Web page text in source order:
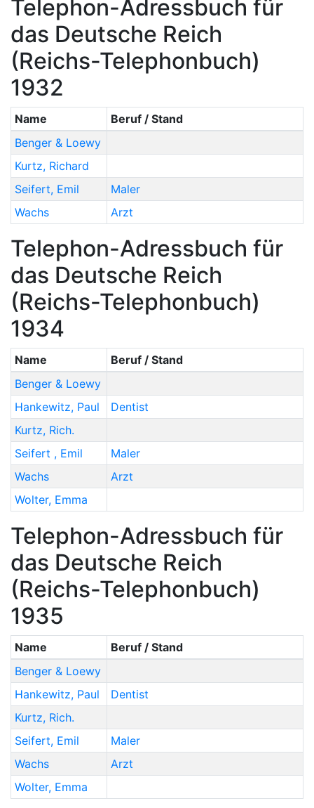
Telephon-Adressbuch für
das Deutsche Reich
(Reichs-Telephonbuch)
1932
Name
Beruf / Stand
Benger & Loewy
Kurtz, Richard
Seifert, Emil
Maler
Wachs
Arzt
Telephon-Adressbuch für
das Deutsche Reich
(Reichs-Telephonbuch)
1934
Name
Beruf / Stand
Benger & Loewy
Hankewitz, Paul
Dentist
Kurtz, Rich.
Seifert , Emil
Maler
Wachs
Arzt
Wolter, Emma
Telephon-Adressbuch für
das Deutsche Reich
(Reichs-Telephonbuch)
1935
Name
Beruf / Stand
Benger & Loewy
Hankewitz, Paul
Dentist
Kurtz, Rich.
Seifert, Emil
Maler
Wachs
Arzt
Wolter, Emma